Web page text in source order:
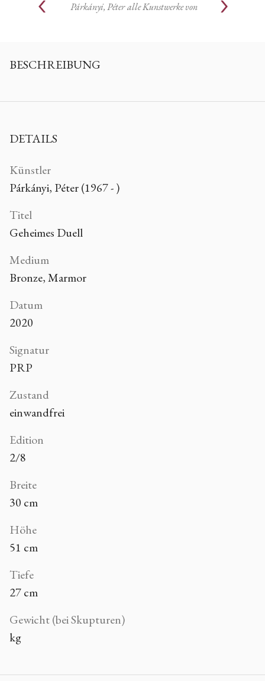
Párkányi, Péter alle Kunstwerke von
BESCHREIBUNG
DETAILS
Künstler
Párkányi, Péter (1967 - )
Titel
Geheimes Duell
Medium
Bronze, Marmor
Datum
2020
Signatur
PRP
Zustand
einwandfrei
Edition
2/8
Breite
30 cm
Höhe
51 cm
Tiefe
27 cm
Gewicht (bei Skupturen)
kg